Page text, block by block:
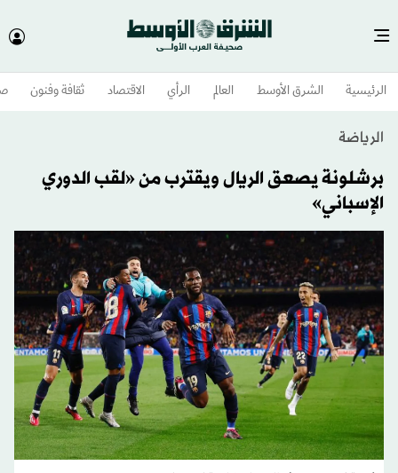
الرئيسية الشرق الأوسط​ العالم الرأي الاقتصاد ثقافة وفنون
الرياضة
برشلونة يصعق الريال ويقترب من «لقب الدوري
الإسباني»